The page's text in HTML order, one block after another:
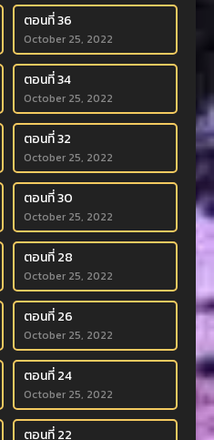
ตอนที่ 36
October 25, 2022
ตอนที่ 34
October 25, 2022
ตอนที่ 32
October 25, 2022
ตอนที่ 30
October 25, 2022
ตอนที่ 28
October 25, 2022
ตอนที่ 26
October 25, 2022
ตอนที่ 24
October 25, 2022
ตอนที่ 22